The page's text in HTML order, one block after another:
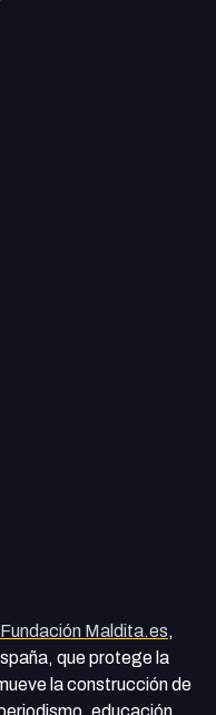
Fundación Maldita.es,
que protege la
la construcción de
educación,